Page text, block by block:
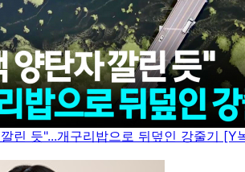
린 듯"...개구리밥으로 뒤덮인 강줄기 [Y